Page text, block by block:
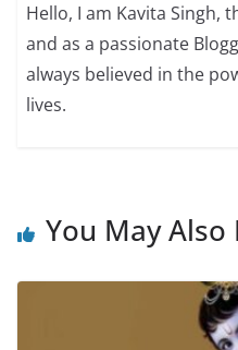
Hello, I am Kavita Singh,
and as a passionate
always believed in the
lives.
You May Also